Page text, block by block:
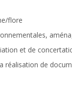
flore
et de
réalisation de